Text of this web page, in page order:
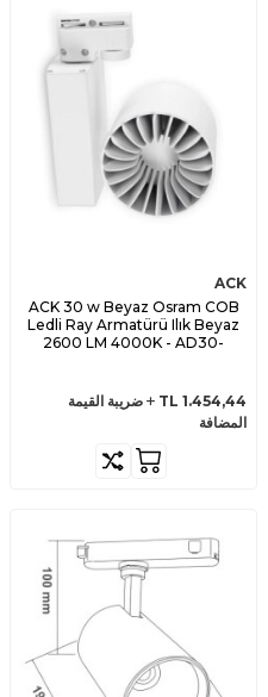
ACK
ACK 30 w Beyaz Osram COB
Ledli Ray Armatürü Ilık Beyaz
2600 LM 4000K - AD30-
1.454,44
ضريبة القيمة
المضافة